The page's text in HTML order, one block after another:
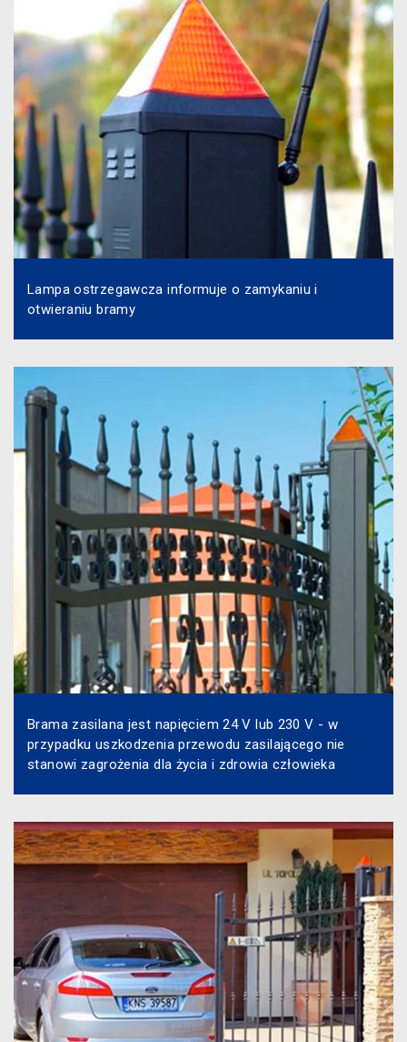
Lampa ostrzegawcza informuje o zamykaniu i
otwieraniu bramy
Brama zasilana jest napięciem 24 V lub 230 V - w
przypadku uszkodzenia przewodu zasilającego nie
stanowi zagrożenia dla życia i zdrowia człowieka